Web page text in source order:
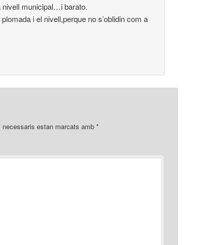
nivell municipal…i barato.
i el nivell,perque no s’oblidin com a
necessaris estan marcats amb *